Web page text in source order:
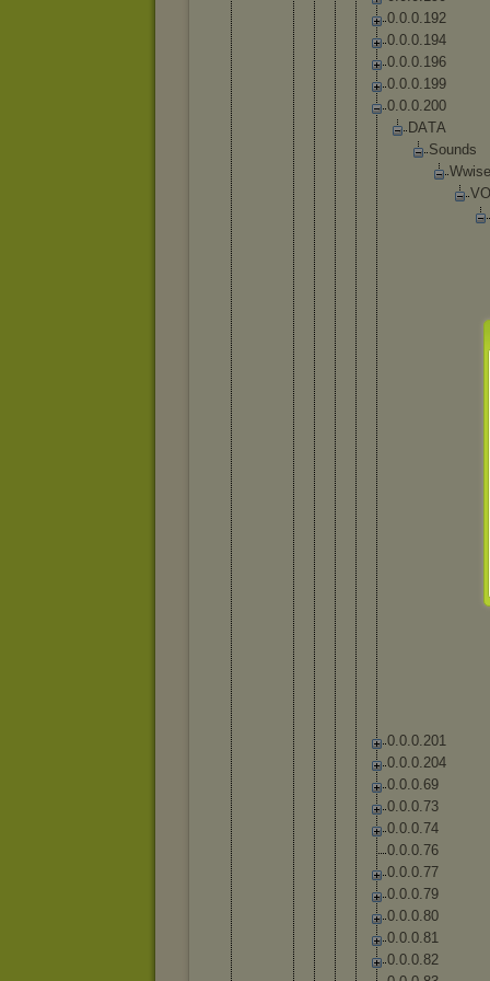
0.0.0.192
0.0.0.194
0.0.0.196
0.0.0.199
0.0.0.200
DATA
Sounds
Wwise
VO
0.0.0.201
0.0.0.204
0.0.0.69
0.0.0.73
0.0.0.74
0.0.0.76
0.0.0.77
0.0.0.79
0.0.0.80
0.0.0.81
0.0.0.82